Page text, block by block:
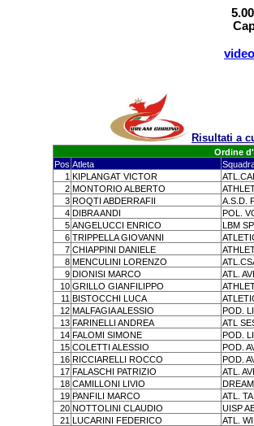
Risultati a
Ordine
Pos Atleta
1 KIPLANGAT VICTOR
2 MONTORIO ALBERTO
3 ROQTI ABDERRAFII
A.S.D.
4 DIBRA ANDI
POL.
5 ANGELUCCI ENRICO
LBM
6 TRIPPELLA GIOVANNI
7 CHIAPPINI DANIELE
8 MENCULINI LORENZO
9 DIONISI MARCO
ATL.
10 GRILLO GIANFILIPPO
11 BISTOCCHI LUCA
12 MALFAGIA ALESSIO
POD.
13 FARINELLI ANDREA
ATL
14 FALOMI SIMONE
POD.
15 COLETTI ALESSIO
POD.
16 RICCIARELLI ROCCO
POD.
17 FALASCHI PATRIZIO
ATL.
18 CAMILLONI LIVIO
19 PANFILI MARCO
ATL.
20 NOTTOLINI CLAUDIO
UISP
21 LUCARINI FEDERICO
ATL.